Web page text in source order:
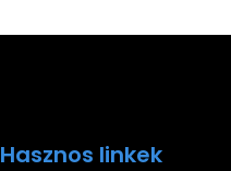
Hasznos linkek